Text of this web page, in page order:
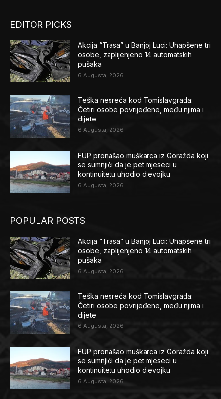
EDITOR PICKS
Akcija “Trasa” u Banjoj Luci: Uhapšene tri
osobe, zaplijenjeno 14 automatskih
pušaka
6 Augusta, 2026
Teška nesreća kod Tomislavgrada:
Četiri osobe povrijeđene, među njima i
dijete
6 Augusta, 2026
FUP pronašao muškarca iz Goražda koji
se sumnjiči da je pet mjeseci u
kontinuitetu uhodio djevojku
6 Augusta, 2026
POPULAR POSTS
Akcija “Trasa” u Banjoj Luci: Uhapšene tri
osobe, zaplijenjeno 14 automatskih
pušaka
6 Augusta, 2026
Teška nesreća kod Tomislavgrada:
Četiri osobe povrijeđene, među njima i
dijete
6 Augusta, 2026
FUP pronašao muškarca iz Goražda koji
se sumnjiči da je pet mjeseci u
kontinuitetu uhodio djevojku
6 Augusta, 2026